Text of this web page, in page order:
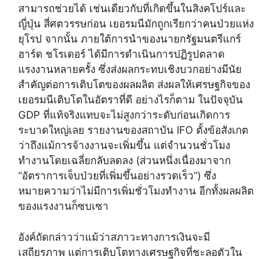
สามารถช่วยได้ เช่นเดียวกับที่เกิดขึ้นในสิงคโปร์และ
ญี่ปุ่น สี่ศตวรรษก่อน เยอรมนีมักถูกเรียกว่าคนป่วยแห่ง
ยุโรป จากนั้น ภายใต้การนำของนายกรัฐมนตรีแกร์
ฮาร์ด ชโรเดอร์ ได้มีการดำเนินการปฏิรูปตลาด
แรงงานหลายครั้ง ซึ่งส่งผลกระทบเชิงบวกอย่างมีนัย
สำคัญต่อการเติบโตของผลผลิต ส่งผลให้เศรษฐกิจของ
เยอรมนีเติบโตในอัตราที่ดี อย่างไรก็ตาม ในปัจจุบัน
GDP ที่แท้จริงแทบจะไม่สูงกว่าระดับก่อนเกิดการ
ระบาดใหญ่เลย รายงานของสถาบัน IFO ตั้งข้อสังเกต
ว่าถึงแม้การจ้างงานจะเพิ่มขึ้น แต่จำนวนชั่วโมง
ทำงานโดยเฉลี่ยกลับลดลง (ส่วนหนึ่งเนื่องมาจาก
“อัตราการเจ็บป่วยที่เพิ่มขึ้นอย่างรวดเร็ว”) ซึ่ง
หมายความว่าไม่มีการเพิ่มชั่วโมงทำงาน อีกทั้งผลผลิต
ของแรงงานก็ซบเซา
อังค์ถัดกล่าวว่าแม้ว่าสภาวะทางการเงินจะมี
เสถียรภาพ แต่การเติบโตทางเศรษฐกิจที่ชะลอตัวใน